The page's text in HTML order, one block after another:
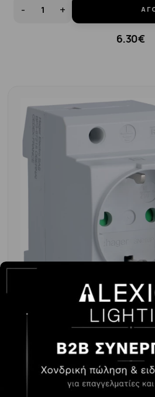
- +
6.30€
ΠΡΙΖΑ ΣΟΥΚΟ